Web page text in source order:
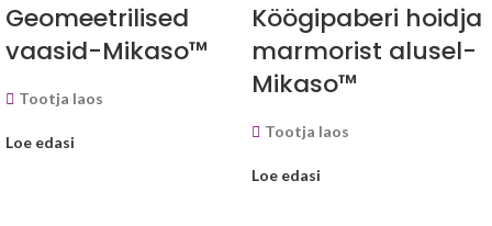
Geomeetrilised
vaasid-Mikaso™
Tootja laos
Loe edasi
Köögipaberi hoidja
marmorist alusel-
Mikaso™
Tootja laos
Loe edasi